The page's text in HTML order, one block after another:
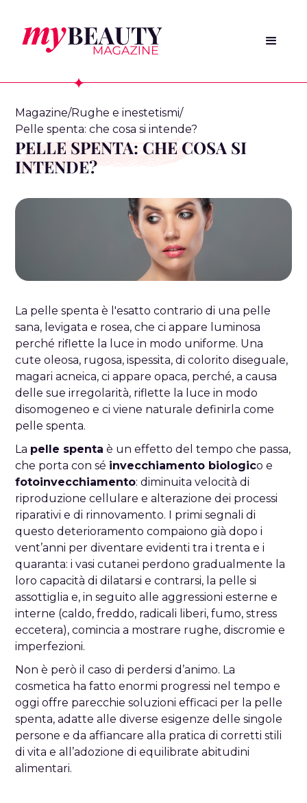
Magazine/Rughe e inestetismi/
Pelle spenta: che cosa si intende?
PELLE SPENTA: CHE COSA SI
INTENDE?
La pelle spenta è l'esatto contrario di una pelle
sana, levigata e rosea, che ci appare luminosa
perché riflette la luce in modo uniforme. Una
cute oleosa, rugosa, ispessita, di colorito diseguale,
magari acneica, ci appare opaca, perché, a causa
delle sue irregolarità, riflette la luce in modo
disomogeneo e ci viene naturale definirla come
pelle spenta.
La pelle spenta è un effetto del tempo che passa,
che porta con sé invecchiamento biologico e
fotoinvecchiamento: diminuita velocità di
riproduzione cellulare e alterazione dei processi
riparativi e di rinnovamento. I primi segnali di
questo deterioramento compaiono già dopo i
vent’anni per diventare evidenti tra i trenta e i
quaranta: i vasi cutanei perdono gradualmente la
loro capacità di dilatarsi e contrarsi, la pelle si
assottiglia e, in seguito alle aggressioni esterne e
interne (caldo, freddo, radicali liberi, fumo, stress
eccetera), comincia a mostrare rughe, discromie e
imperfezioni.
Non è però il caso di perdersi d’animo. La
cosmetica ha fatto enormi progressi nel tempo e
oggi offre parecchie soluzioni efficaci per la pelle
spenta, adatte alle diverse esigenze delle singole
persone e da affiancare alla pratica di corretti stili
di vita e all’adozione di equilibrate abitudini
alimentari.